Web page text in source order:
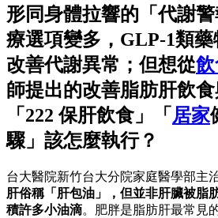
形同身體拉響的「代謝
療選項變多，GLP-1類藥
改善代謝異常；但想從
師提出的改善脂肪肝飲
「222 保肝飲食」「 居家
驟」該怎麼執行？
台大醫院新竹台大分院家庭醫學部主
肝俗稱「肝包油」，但並非肝臟被脂
積許多小油滴。肥胖是脂肪肝最常見